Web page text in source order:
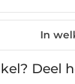
In
Deel